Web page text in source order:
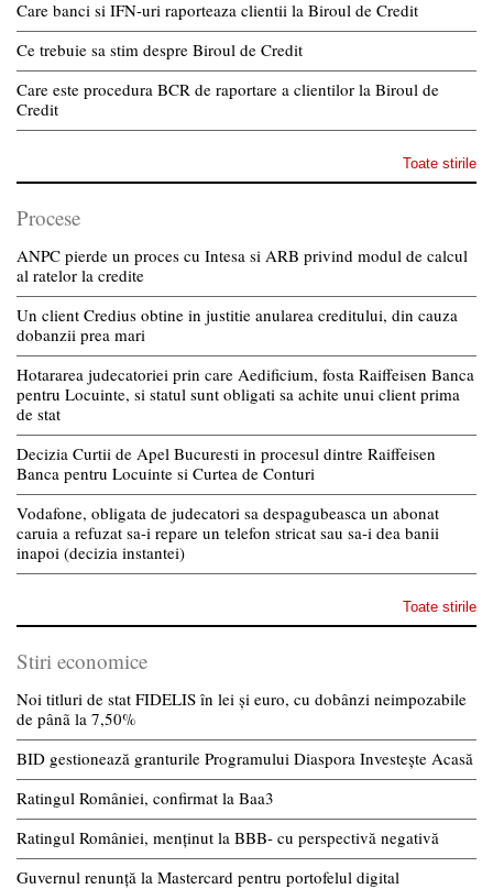
Care banci si IFN-uri raporteaza clientii la Biroul de Credit
Ce trebuie sa stim despre Biroul de Credit
Care este procedura BCR de raportare a clientilor la Biroul de
Credit
Toate stirile
Procese
ANPC pierde un proces cu Intesa si ARB privind modul de calcul
al ratelor la credite
Un client Credius obtine in justitie anularea creditului, din cauza
dobanzii prea mari
Hotararea judecatoriei prin care Aedificium, fosta Raiffeisen Banca
pentru Locuinte, si statul sunt obligati sa achite unui client prima
de stat
Decizia Curtii de Apel Bucuresti in procesul dintre Raiffeisen
Banca pentru Locuinte si Curtea de Conturi
Vodafone, obligata de judecatori sa despagubeasca un abonat
caruia a refuzat sa-i repare un telefon stricat sau sa-i dea banii
inapoi (decizia instantei)
Toate stirile
Stiri economice
Noi titluri de stat FIDELIS în lei și euro, cu dobânzi neimpozabile
de pânã la 7,50%
BID gestionează granturile Programului Diaspora Investește Acasă
Ratingul României, confirmat la Baa3
Ratingul României, menținut la BBB- cu perspectivă negativă
Guvernul renunță la Mastercard pentru portofelul digital